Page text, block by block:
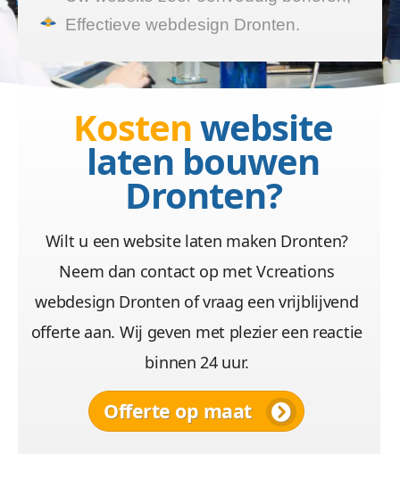
Effectieve webdesign Dronten.
Kostenwebsite
laten bouwen
Dronten?
Wilt u een website laten maken Dronten?
Neem dan contact op met Vcreations
webdesign Dronten of vraag een vrijblijvend
offerte aan. Wij geven met plezier een reactie
binnen 24 uur.
Offerte op maat